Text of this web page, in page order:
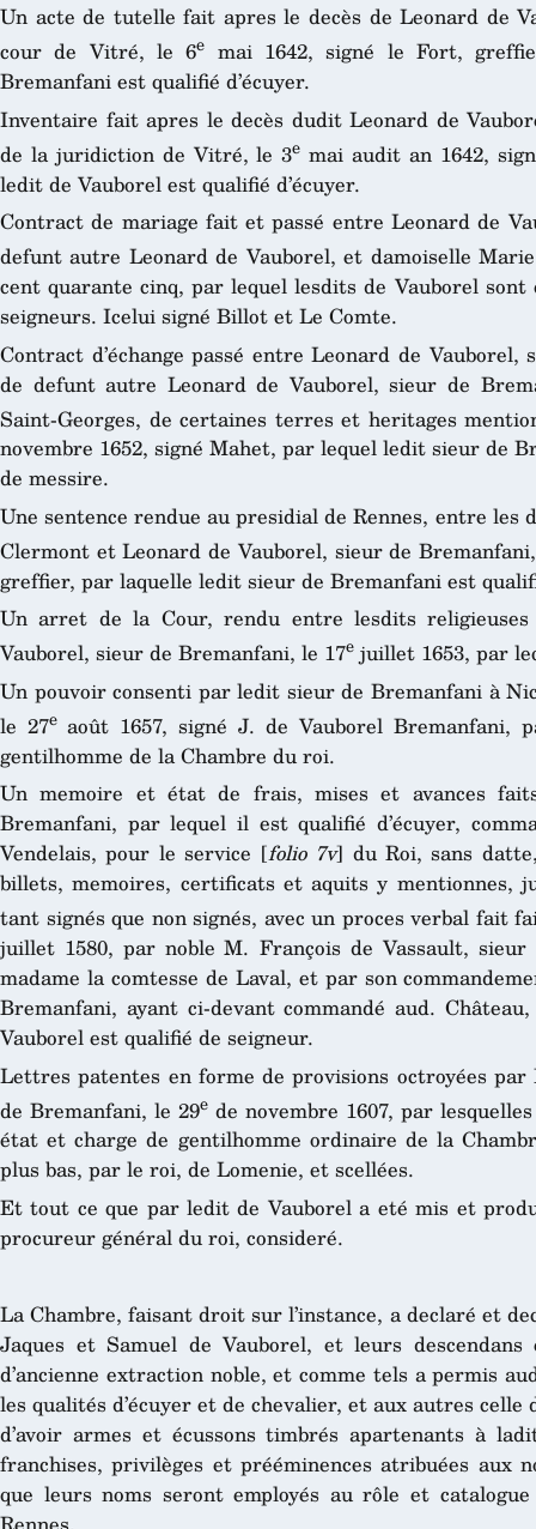
Un acte de tutelle fait apres le decès de Leonard de
cour de Vitré, le 6e mai 1642, signé le Fort,
Bremanfani est qualifié d’écuyer.
Inventaire fait apres le decès dudit Leonard de
de la juridiction de Vitré, le 3e mai audit an 1642,
ledit de Vauborel est qualifié d’écuyer.
Contract de mariage fait et passé entre Leonard de
defunt autre Leonard de Vauborel, et damoiselle
cent quarante cinq, par lequel lesdits de Vauborel
seigneurs. Icelui signé Billot et Le Comte.
Contract d’échange passé entre Leonard de
de defunt autre Leonard de Vauborel, sieur de
Saint-Georges, de certaines terres et heritages
novembre 1652, signé Mahet, par lequel ledit sieur de
de messire.
Une sentence rendue au presidial de Rennes, entre les
Clermont et Leonard de Vauborel, sieur de
greffier, par laquelle ledit sieur de Bremanfani est
Un arret de la Cour, rendu entre lesdits
Vauborel, sieur de Bremanfani, le 17e juillet 1653, par
Un pouvoir consenti par ledit sieur de Bremanfani à
le 27eaoût 1657, signé J. de Vauborel Bremanfani,
gentilhomme de la Chambre du roi.
Un memoire et état de frais, mises et avances
Bremanfani, par lequel il est qualifié d’écuyer,
Vendelais, pour le service [folio 7v] du Roi, sans
billets, memoires, certificats et aquits y mentionnes,
tant signés que non signés, avec un proces verbal fait
juillet 1580, par noble M. François de Vassault,
madame la comtesse de Laval, et par son
Bremanfani, ayant ci-devant commandé aud.
Vauborel est qualifié de seigneur.
Lettres patentes en forme de provisions octroyées
de Bremanfani, le 29e de novembre 1607, par
état et charge de gentilhomme ordinaire de la
plus bas, par le roi, de Lomenie, et scellées.
Et tout ce que par ledit de Vauborel a eté mis et
procureur général du roi, consideré.
La Chambre, faisant droit sur l’instance, a declaré et
Jaques et Samuel de Vauborel, et leurs
d’ancienne extraction noble, et comme tels a permis
les qualités d’écuyer et de chevalier, et aux autres
d’avoir armes et écussons timbrés apartenants à
franchises, privilèges et prééminences atribuées aux
que leurs noms seront employés au rôle et